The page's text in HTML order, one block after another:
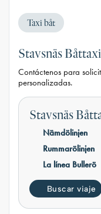
Taxi båt
Stavsnäs Båttaxi
Contáctenos para
personalizadas.
Stavsnäs
Nämdölinjen
Rummarölinjen
La línea Bullerö
Buscar viaje